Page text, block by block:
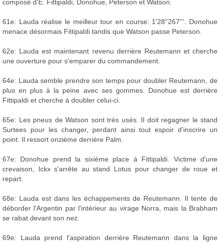
composé d'E. Fittipaldi, Donohue, Peterson et Watson.
61e: Lauda réalise le meilleur tour en course: 1'28''267'''. Donohue
menace désormais Fittipaldi tandis que Watson passe Peterson.
62e: Lauda est maintenant revenu derrière Reutemann et cherche
une ouverture pour s'emparer du commandement.
64e: Lauda semble prendre son temps pour doubler Reutemann, de
plus en plus à la peine avec ses gommes. Donohue est derrière
Fittipaldi et cherche à doubler celui-ci.
65e: Les pneus de Watson sont très usés. Il doit regagner le stand
Surtees pour les changer, perdant ainsi tout espoir d'inscrire un
point. Il ressort onzième derrière Palm.
67e: Donohue prend la sixième place à Fittipaldi. Victime d'une
crevaison, Ickx s'arrête au stand Lotus pour changer de roue et
repart.
68e: Lauda est dans les échappements de Reutemann. Il tente de
déborder l'Argentin par l'intérieur au virage Norra, mais la Brabham
se rabat devant son nez.
69e: Lauda prend l'aspiration derrière Reutemann dans la ligne